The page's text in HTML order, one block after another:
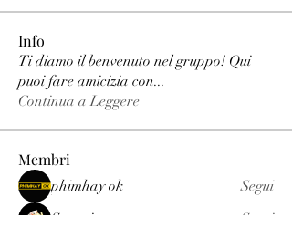
Info
Ti diamo il benvenuto nel gruppo! Qui
puoi fare amicizia con...
Continua a Leggere
Membri
phimhay ok
Segui
Sun win
Segui